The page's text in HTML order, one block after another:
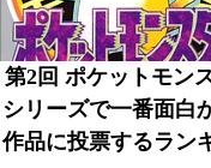
第2回 ポケットモン
シリーズで一番面白
作品に投票するラン